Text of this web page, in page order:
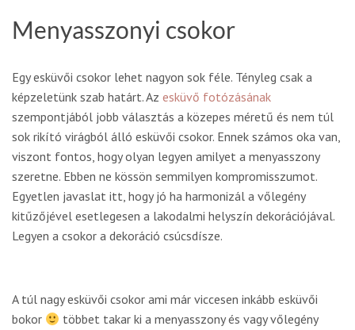
Menyasszonyi csokor
Egy esküvői csokor lehet nagyon sok féle. Tényleg csak a
képzeletünk szab határt. Az esküvő fotózásának
szempontjából jobb választás a közepes méretű és nem túl
sok rikító virágból álló esküvői csokor. Ennek számos oka van,
viszont fontos, hogy olyan legyen amilyet a menyasszony
szeretne. Ebben ne kössön semmilyen kompromisszumot.
Egyetlen javaslat itt, hogy jó ha harmonizál a vőlegény
kitűzőjével esetlegesen a lakodalmi helyszín dekorációjával.
Legyen a csokor a dekoráció csúcsdísze.
A túl nagy esküvői csokor ami már viccesen inkább esküvői
bokor
többet takar ki a menyasszony és vagy vőlegény